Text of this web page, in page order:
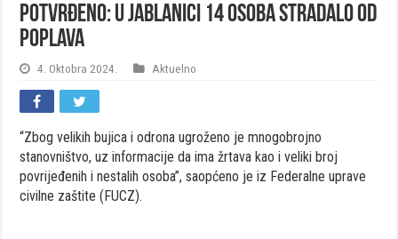
Potvrđeno: U Jablanici 14 osoba stradalo od
poplava
4. Oktobra 2024. Aktuelno
“Zbog velikih bujica i odrona ugroženo je mnogobrojno
stanovništvo, uz informacije da ima žrtava kao i veliki broj
povrijeđenih i nestalih osoba”, saopćeno je iz Federalne uprave
civilne zaštite (FUCZ).